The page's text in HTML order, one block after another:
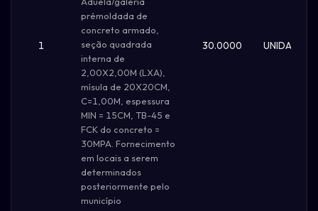
1
prémoldada de
concreto armado,
seção quadrada
interna de
2,00X2,00M (LXA),
mísula de 20X20CM,
C=1,00M, espessura
MIN = 15CM, TB-45 e
FCK do concreto =
30MPA. Fornecimento
em locais a serem
determinados
posteriormente pelo
município
30.0000 UNIDADE